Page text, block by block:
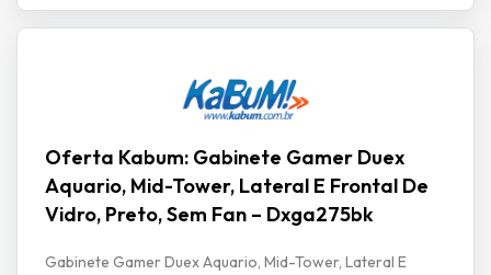
Oferta Kabum: Gabinete Gamer Duex
Aquario, Mid-Tower, Lateral E Frontal De
Vidro, Preto, Sem Fan – Dxga275bk
Gabinete Gamer Duex Aquario, Mid-Tower, Lateral E